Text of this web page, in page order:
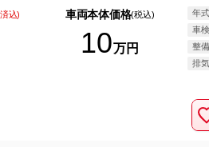
込) 車両本体価格(税込)
10万円
年式
車検
整備
排